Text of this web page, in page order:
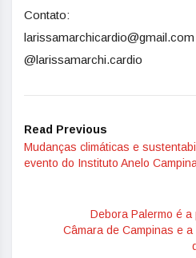
Contato:
larissamarchicardio@gmail.com
@larissamarchi.cardio
Read Previous
Mudanças climáticas e
evento do Instituto Anelo
Debora Palermo é
Câmara de Campinas e